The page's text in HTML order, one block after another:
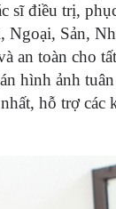
sĩ điều trị,
Ngoại, Sản,
an toàn cho
hình ảnh
hỗ trợ các